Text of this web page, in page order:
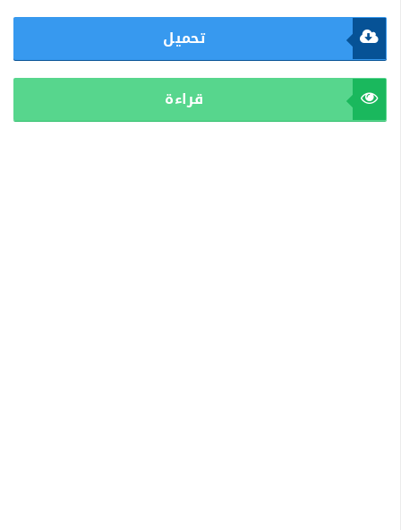
تحميل
قراءة